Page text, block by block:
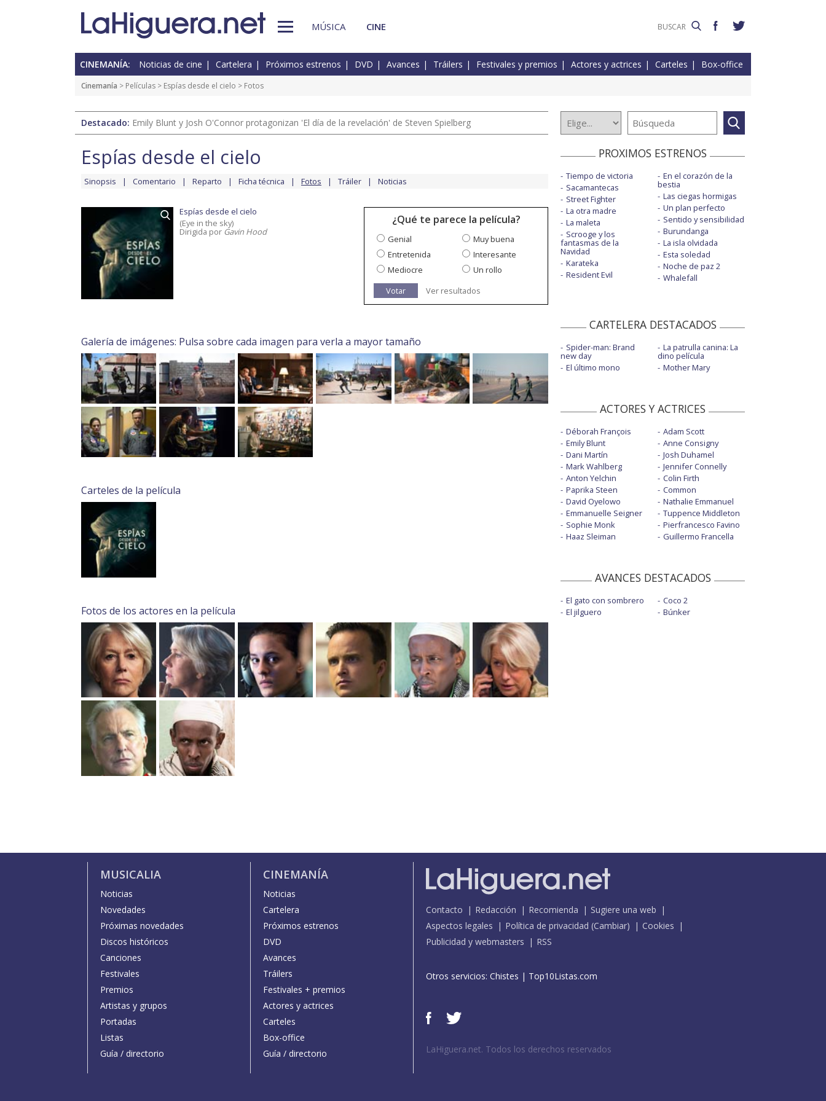
MÚSICA CINE
CINEMANÍA: Noticias de cine Cartelera Próximos estrenos DVD Avances Tráilers Festivales y premios Actores y actrices Carteles Box-office
Cinemanía > Películas > Espías desde el cielo > Fotos
Destacado: Emily Blunt y Josh O'Connor protagonizan 'El día de la revelación' de Steven Spielberg
Espías desde el cielo
Sinopsis Comentario Reparto Ficha técnica Fotos Tráiler Noticias
Espías desde el cielo
(Eye in the sky)
Dirigida por Gavin Hood
¿Qué te parece la película?
Genial
Muy buena
Entretenida
Interesante
Mediocre
Un rollo
Votar
Ver resultados
Galería de imágenes: Pulsa sobre cada imagen para verla a mayor tamaño
Carteles de la película
Fotos de los actores en la película
PROXIMOS ESTRENOS
Tiempo de victoria
Sacamantecas
Street Fighter
La otra madre
La maleta
Scrooge y los
fantasmas de la
Navidad
Karateka
Resident Evil
En el corazón de la
bestia
Las ciegas hormigas
Un plan perfecto
Sentido y sensibilidad
Burundanga
La isla olvidada
Esta soledad
Noche de paz 2
Whalefall
CARTELERA DESTACADOS
Spider-man: Brand
new day
El último mono
La patrulla canina: La
dino película
Mother Mary
ACTORES Y ACTRICES
Déborah François
Emily Blunt
Dani Martín
Mark Wahlberg
Anton Yelchin
Paprika Steen
David Oyelowo
Emmanuelle Seigner
Sophie Monk
Haaz Sleiman
Adam Scott
Anne Consigny
Josh Duhamel
Jennifer Connelly
Colin Firth
Common
Nathalie Emmanuel
Tuppence Middleton
Pierfrancesco Favino
Guillermo Francella
AVANCES DESTACADOS
El gato con sombrero
El jilguero
Coco 2
Búnker
MUSICALIA
Noticias
Novedades
Próximas novedades
Discos históricos
Canciones
Festivales
Premios
Artistas y grupos
Portadas
Listas
Guía / directorio
CINEMANÍA
Noticias
Cartelera
Próximos estrenos
DVD
Avances
Tráilers
Festivales + premios
Actores y actrices
Carteles
Box-office
Guía / directorio
Contacto Redacción Recomienda
Sugiere una web
Aspectos legales
Política de privacidad (Cambiar)
Cookies
Publicidad y webmasters
RSS
Otros servicios: Chistes | Top10Listas.com
LaHiguera.net. Todos los derechos reservados